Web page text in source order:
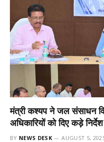
मंत्री कश्यप ने जल संसाधन
अधिकारियों को दिए कड़े निर्देश
BY NEWS DESK AUGUST 5,